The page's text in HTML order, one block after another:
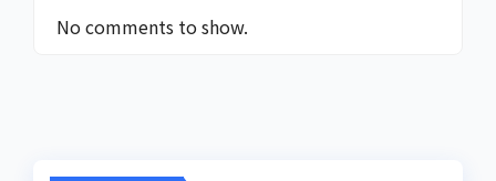
No comments to show.